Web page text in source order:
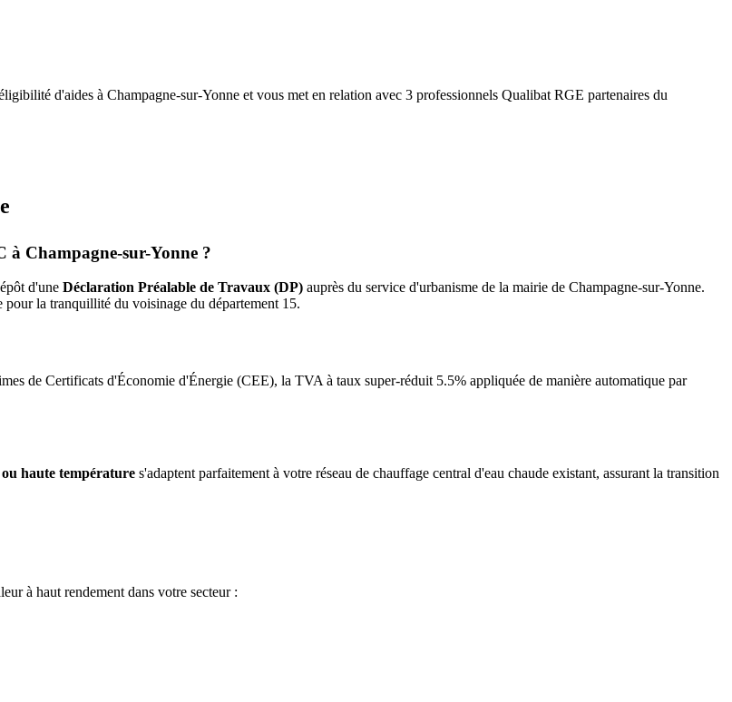
d'aides à Champagne-sur-Yonne et vous met en relation avec 3 professionnels Qualibat RGE partenaires du
à Champagne-sur-Yonne ?
d'une Déclaration Préalable de Travaux (DP) auprès du service d'urbanisme de la mairie de Champagne-sur-Yonne.
la tranquillité du voisinage du département 15.
de Certificats d'Économie d'Énergie (CEE), la TVA à taux super-réduit 5.5% appliquée de manière automatique par
haute température s'adaptent parfaitement à votre réseau de chauffage central d'eau chaude existant, assurant la transition
à haut rendement dans votre secteur :